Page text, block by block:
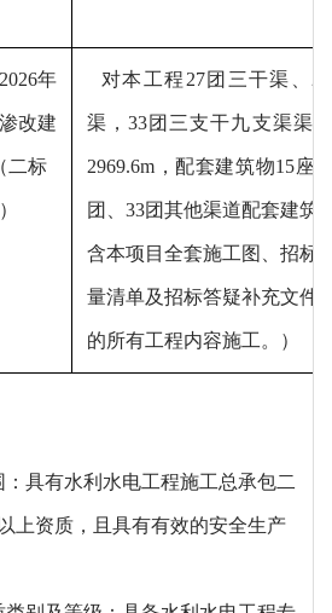
年
改建
二标
对本工程 27团三干渠、
渠，33团三支干九支渠渠
2969.6m，配套建筑物15座
团、33团其他渠道配套建筑
含本项目全套施工图、招标
量清单及招标答疑补充文件
的所有工程内容施工。）
具有水利水电工程施工总承包二
上资质，且具有有效的安全生产